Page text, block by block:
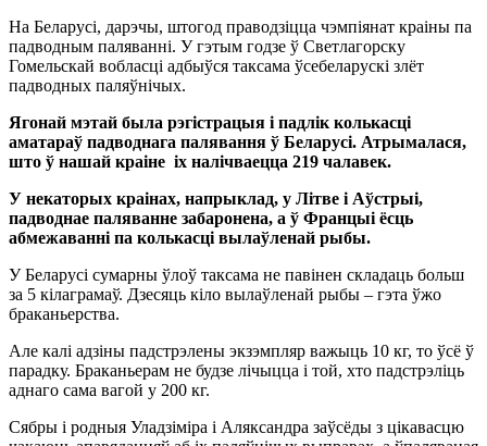
На Беларусі, дарэчы, штогод праводзіцца чэмпіянат краіны па
падводным паляванні. У гэтым годзе ў Светлагорску
Гомельскай вобласці адбыўся таксама ўсебеларускі злёт
падводных паляўнічых.
Ягонай мэтай была рэгістрацыя і падлік колькасці
аматараў падводнага палявання ў Беларусі. Атрымалася,
што ў нашай краіне іх налічваецца 219 чалавек.
У некаторых краінах, напрыклад, у Літве і Аўстрыі,
падводнае паляванне забаронена, а ў Францыі ёсць
абмежаванні па колькасці вылаўленай рыбы.
У Беларусі сумарны ўлоў таксама не павінен складаць больш
за 5 кілаграмаў. Дзесяць кіло вылаўленай рыбы – гэта ўжо
браканьерства.
Але калі адзіны падстрэлены экзэмпляр важыць 10 кг, то ўсё ў
парадку. Браканьерам не будзе лічыцца і той, хто падстрэліць
аднаго сама вагой у 200 кг.
Сябры і родныя Уладзіміра і Аляксандра заўсёды з цікавасцю